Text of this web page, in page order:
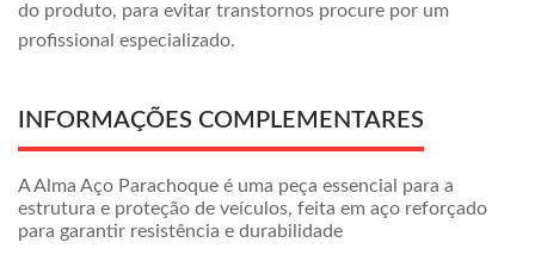
do produto, para evitar transtornos procure por um
profissional especializado.
INFORMAÇÕES COMPLEMENTARES
A Alma Aço Parachoque é uma peça essencial para a
estrutura e proteção de veículos, feita em aço reforçado
para garantir resistência e durabilidade